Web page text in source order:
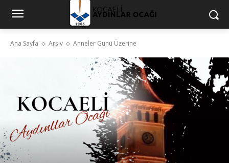
Ana Sayfa Arşiv Anneler Günü Üzerine